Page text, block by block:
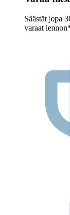
Säästät jopa
varaat